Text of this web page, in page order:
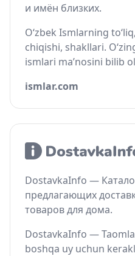
и имён близких.
O‘zbek Ismlarning
chiqishi, shakllari.
ismlari ma’nosini bilib
ismlar.com
DostavkaInfo —
предлагающих
товаров для дома.
DostavkaInfo —
boshqa uy uchun